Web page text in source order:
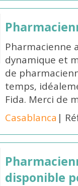
Pharmacienne
dynamique et
de
temps,
Fida. Merci de
Casablanca |
disponible